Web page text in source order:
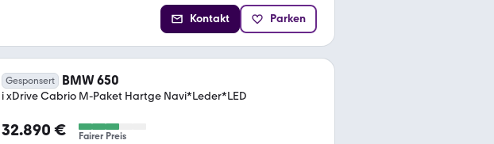
Kontakt Parken
Gesponsert BMW 650
i xDrive Cabrio M-Paket Hartge Navi*Leder*LED
32.890 € Fairer Preis